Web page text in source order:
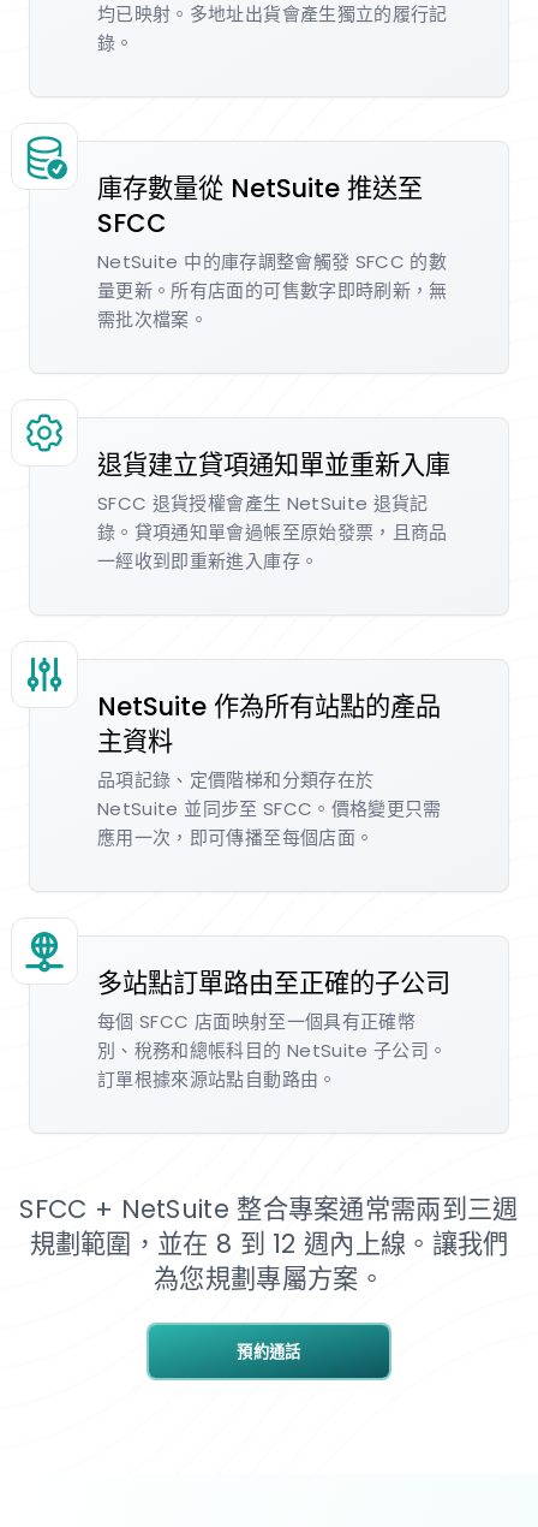
均已映射。多地址出貨會產生獨立的履行記
錄。
庫存數量從 NetSuite 推送至
SFCC
NetSuite 中的庫存調整會觸發 SFCC 的數
量更新。所有店面的可售數字即時刷新，無
需批次檔案。
退貨建立貸項通知單並重新入庫
SFCC 退貨授權會產生 NetSuite 退貨記
錄。貸項通知單會過帳至原始發票，且商品
一經收到即重新進入庫存。
NetSuite 作為所有站點的產品
主資料
品項記錄、定價階梯和分類存在於
NetSuite 並同步至 SFCC。價格變更只需
應用一次，即可傳播至每個店面。
多站點訂單路由至正確的子公司
每個 SFCC 店面映射至一個具有正確幣
別、稅務和總帳科目的 NetSuite 子公司。
訂單根據來源站點自動路由。
預約通話
SFCC + NetSuite 整合專案通常需兩到三週
規劃範圍，並在 8 到 12 週內上線。讓我們
為您規劃專屬方案。